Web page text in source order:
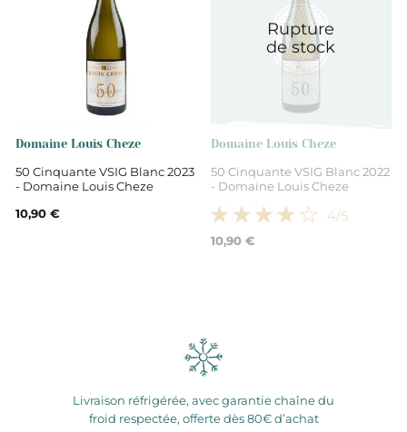
Domaine Louis Cheze
50 Cinquante VSIG Blanc 2023
- Domaine Louis Cheze
10,90 €
Rupture
de stock
Domaine Louis Cheze
50 Cinquante VSIG Blanc 2022
- Domaine Louis Cheze
4/5
10,90 €
Livraison réfrigérée, avec garantie chaîne du
froid respectée, offerte dès 80€ d’achat